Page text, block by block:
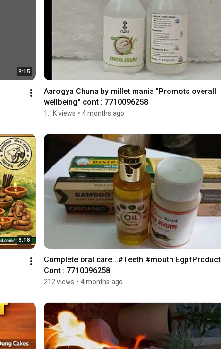
3:15
Aarogya Chuna by millet mania "Promots overall
wellbeing" cont : 7710096258
1.1K views • 4 months ago
3:18
Complete oral care...#Teeth #mouth EgpfProduct
Cont : 7710096258
212 views • 4 months ago